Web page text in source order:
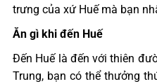
trưng của xứ Huế mà bạn
Ăn gì khi đến Huế
Đến Huế là đến với thiên
Trung, bạn có thể thưởng